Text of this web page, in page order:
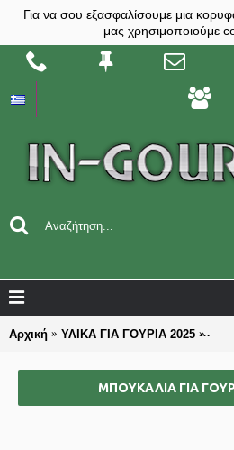
Για να σου εξασφαλίσουμε μια
μας χρησιμοποιούμε
Αρχική ΥΛΙΚΑ ΓΙΑ ΓΟΥΡΙΑ 2025
ΜΠΟΥΚΑΛΙΑ ΓΙΑ